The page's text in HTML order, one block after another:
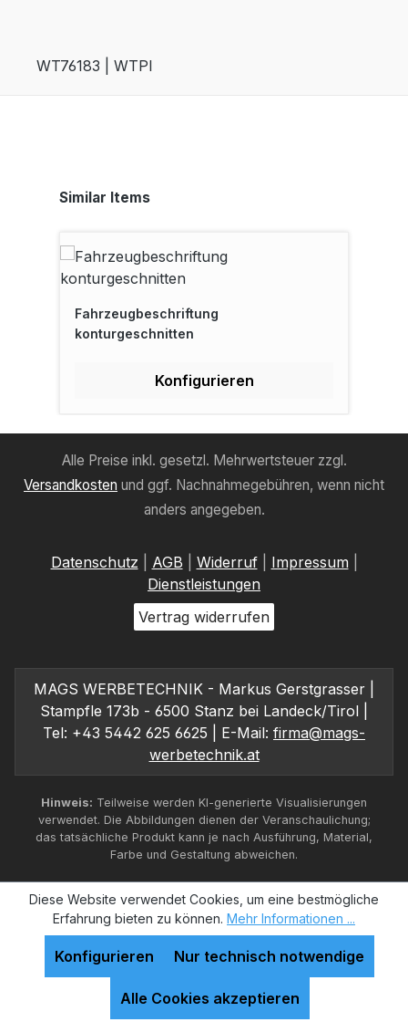
WT76183 | WTPI
Produktgalerie überspringen
Similar Items
Fahrzeugbeschriftung
konturgeschnitten
Konfigurieren
Alle Preise inkl. gesetzl. Mehrwertsteuer zzgl.
Versandkosten und ggf. Nachnahmegebühren, wenn nicht
anders angegeben.
Datenschutz AGB Widerruf| Impressum
Dienstleistungen
Vertrag widerrufen
MAGS WERBETECHNIK - Markus Gerstgrasser |
Stampfle 173b - 6500 Stanz bei Landeck/Tirol |
Tel: +43 5442 625 6625 | E-Mail: firma@mags-
werbetechnik.at
Hinweis: Teilweise werden KI-generierte Visualisierungen
verwendet. Die Abbildungen dienen der Veranschaulichung;
das tatsächliche Produkt kann je nach Ausführung, Material,
Farbe und Gestaltung abweichen.
Diese Website verwendet Cookies, um eine bestmögliche
Erfahrung bieten zu können. Mehr Informationen ...
Nur technisch notwendige
Konfigurieren
Alle Cookies akzeptieren